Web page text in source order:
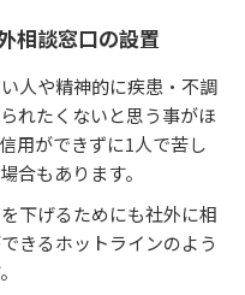
相談窓口の設置
人や精神的に疾患・不調
れたくないと思う事がほ
用ができずに1人で苦し
合もあります。
下げるためにも社外に相
きるホットラインのよう